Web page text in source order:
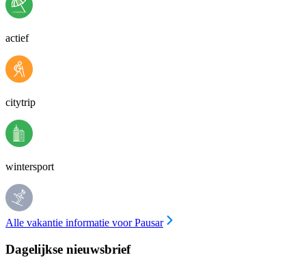
actief
citytrip
wintersport
Alle vakantie informatie voor Pausar
Dagelijkse nieuwsbrief